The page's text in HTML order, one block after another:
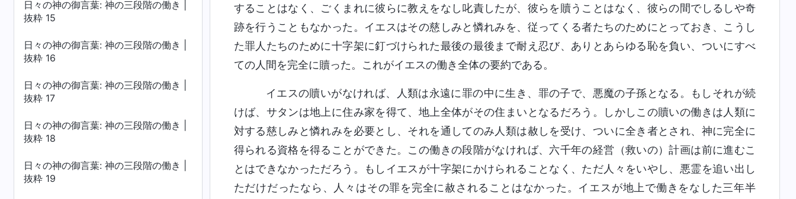
日々の神の御言葉: 神の三段階の働き |
抜粋 15
日々の神の御言葉: 神の三段階の働き |
抜粋 16
日々の神の御言葉: 神の三段階の働き |
抜粋 17
日々の神の御言葉: 神の三段階の働き |
抜粋 18
日々の神の御言葉: 神の三段階の働き |
抜粋 19
することはなく、ごくまれに彼らに教えをなし叱責したが、彼らを贖うことはなく、彼らの間でしるしや奇
跡を行うこともなかった。イエスはその慈しみと憐れみを、従ってくる者たちのためにとっておき、こうし
た罪人たちのために十字架に釘づけられた最後の最後まで耐え忍び、ありとあらゆる恥を負い、ついにすべ
ての人間を完全に贖った。これがイエスの働き全体の要約である。
イエスの贖いがなければ、人類は永遠に罪の中に生き、罪の子で、悪魔の子孫となる。もしそれが続
けば、サタンは地上に住み家を得て、地上全体がその住まいとなるだろう。しかしこの贖いの働きは人類に
対する慈しみと憐れみを必要とし、それを通してのみ人類は赦しを受け、ついに全き者とされ、神に完全に
得られる資格を得ることができた。この働きの段階がなければ、六千年の経営（救いの）計画は前に進むこ
とはできなかっただろう。もしイエスが十字架にかけられることなく、ただ人々をいやし、悪霊を追い出し
ただけだったなら、人々はその罪を完全に赦されることはなかった。イエスが地上で働きをなした三年半